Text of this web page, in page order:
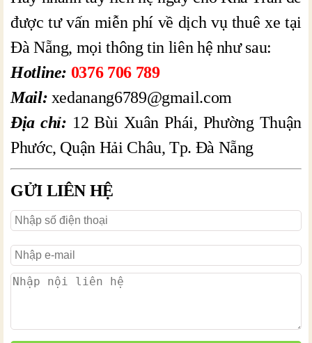
được tư vấn miễn phí về dịch vụ thuê xe tại
Đà Nẵng, mọi thông tin liên hệ như sau:
Hotline: 0376 706 789
Mail: xedanang6789@gmail.com
Địa chỉ: 12 Bùi Xuân Phái, Phường Thuận
Phước, Quận Hải Châu, Tp. Đà Nẵng
GỬI LIÊN HỆ